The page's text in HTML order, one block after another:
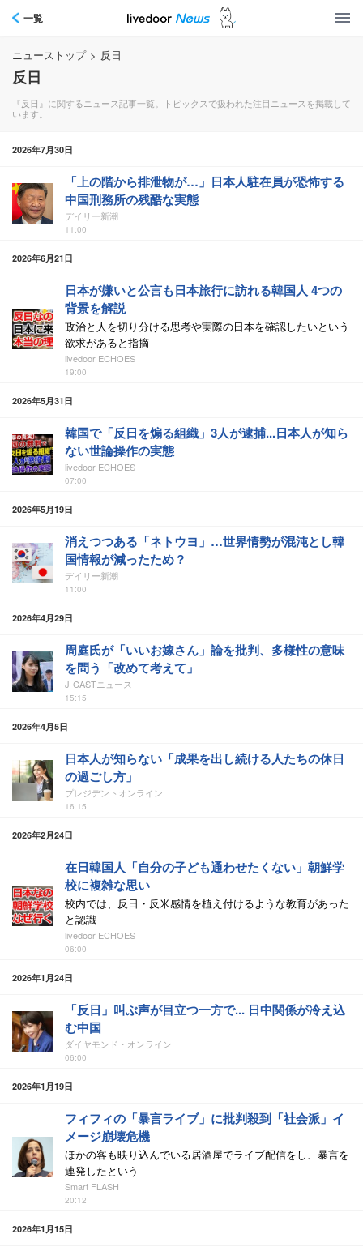
一覧
ニューストップ > 反日
反日
『反日』に関するニュース記事一覧。トピックスで扱われた注目ニュースを掲載して
います。
2026年7月30日
「上の階から排泄物が…」日本人駐在員が恐怖する
中国刑務所の残酷な実態
デイリー新潮
11:00
2026年6月21日
日本が嫌いと公言も日本旅行に訪れる韓国人 4つの
背景を解説
政治と人を切り分ける思考や実際の日本を確認したいという
欲求があると指摘
livedoor ECHOES
19:00
2026年5月31日
韓国で「反日を煽る組織」3人が逮捕...日本人が知ら
ない世論操作の実態
livedoor ECHOES
07:00
2026年5月19日
消えつつある「ネトウヨ」…世界情勢が混沌とし韓
国情報が減ったため？
デイリー新潮
11:00
2026年4月29日
周庭氏が「いいお嫁さん」論を批判、多様性の意味
を問う「改めて考えて」
J-CASTニュース
15:15
2026年4月5日
日本人が知らない「成果を出し続ける人たちの休日
の過ごし方」
プレジデントオンライン
16:15
2026年2月24日
在日韓国人「自分の子ども通わせたくない」朝鮮学
校に複雑な思い
校内では、反日・反米感情を植え付けるような教育があった
と認識
livedoor ECHOES
06:00
2026年1月24日
「反日」叫ぶ声が目立つ一方で... 日中関係が冷え込
む中国
ダイヤモンド・オンライン
06:00
2026年1月19日
フィフィの「暴言ライブ」に批判殺到「社会派」イ
メージ崩壊危機
ほかの客も映り込んでいる居酒屋でライブ配信をし、暴言を
連発したという
Smart FLASH
20:12
2026年1月15日